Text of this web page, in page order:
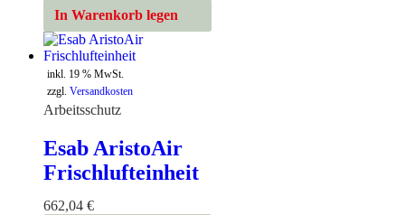
In Warenkorb legen
inkl. 19 % MwSt.
zzgl. Versandkosten
Arbeitsschutz
Esab AristoAir
Frischlufteinheit
662,04 €